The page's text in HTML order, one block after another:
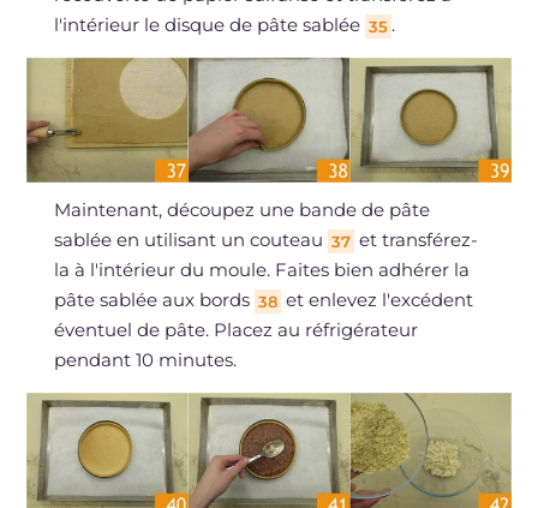
l'intérieur le disque de pâte sablée 35 .
Maintenant, découpez une bande de pâte
sablée en utilisant un couteau 37 et transférez-
la à l'intérieur du moule. Faites bien adhérer la
pâte sablée aux bords 38 et enlevez l'excédent
éventuel de pâte. Placez au réfrigérateur
pendant 10 minutes.